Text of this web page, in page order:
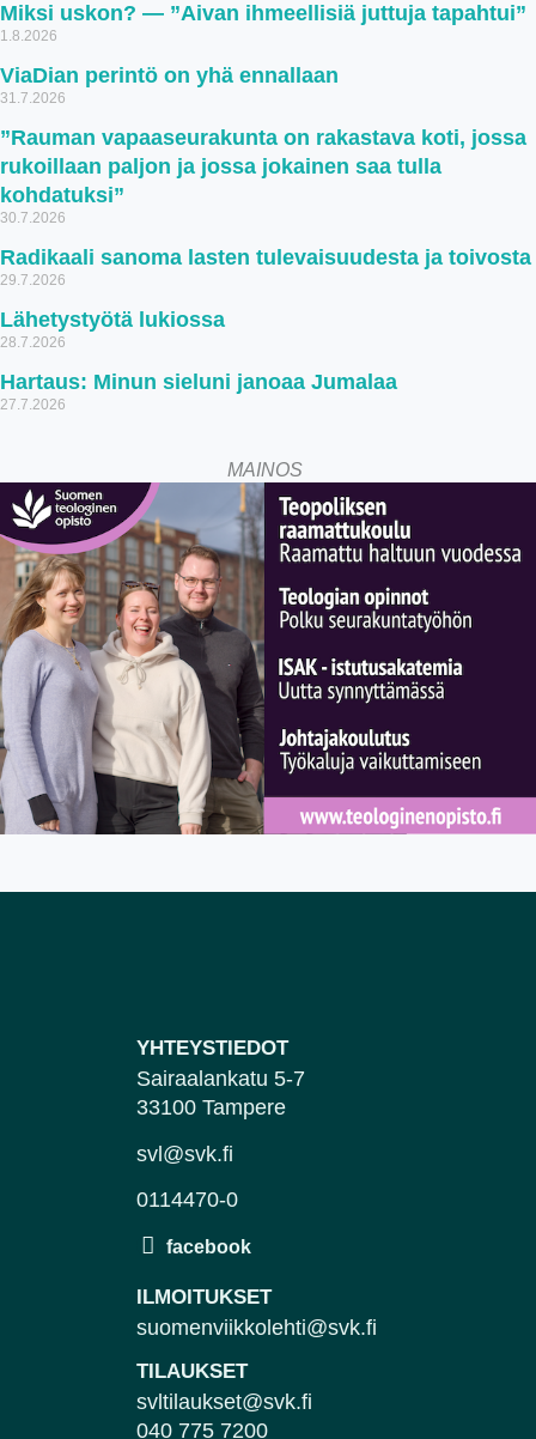
Miksi uskon? — ”Aivan ihmeellisiä juttuja tapahtui”
1.8.2026
ViaDian perintö on yhä ennallaan
31.7.2026
”Rauman vapaaseurakunta on rakastava koti, jossa
rukoillaan paljon ja jossa jokainen saa tulla
kohdatuksi”
30.7.2026
Radikaali sanoma lasten tulevaisuudesta ja toivosta
29.7.2026
Lähetystyötä lukiossa
28.7.2026
Hartaus: Minun sieluni janoaa Jumalaa
27.7.2026
MAINOS
YHTEYSTIEDOT
Sairaalankatu 5-7
33100 Tampere
svl@svk.fi
0114470-0
ILMOITUKSET
suomenviikkolehti@svk.fi
TILAUKSET
svltilaukset@svk.fi
040 775 7200